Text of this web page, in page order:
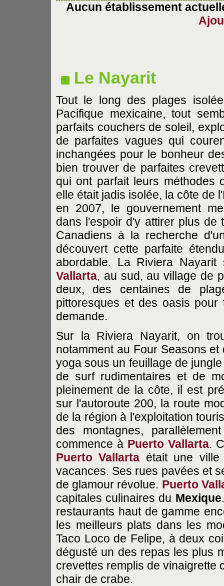
Aucun établissement
Le Nayarit
Tout le long des plages
Pacifique mexicaine, tout
parfaits couchers de soleil,
de parfaites vagues qui
inchangées pour le bonheur
bien trouver de parfaites
qui ont parfait leurs méthodes
elle était jadis isolée, la côte de
en 2007, le gouvernement
dans l'espoir d'y attirer plus de
Canadiens à la recherche
découvert cette parfaite
abordable. La Riviera
Vallarta, au sud, au village de
deux, des centaines de
pittoresques et des oasis
demande.
Sur la Riviera Nayarit, on
notamment au Four Seasons
yoga sous un feuillage de
de surf rudimentaires et de
pleinement de la côte, il est
sur l'autoroute 200, la route
de la région à l'exploitation
des montagnes,
commence à Puerto Vallarta.
Puerto Vallarta était une
vacances. Ses rues pavées et
de glamour révolue. Puerto
capitales culinaires du Mexique
restaurants haut de gamme
les meilleurs plats dans les
Taco Loco de Felipe, à deux
dégusté un des repas les plus
crevettes remplis de vinaigrette
chair de crabe.